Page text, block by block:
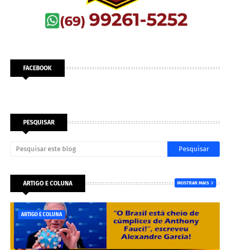
FACEBOOK
PESQUISAR
ARTIGO E COLUNA MOSTRAR MAIS
ARTIGO E COLUNA